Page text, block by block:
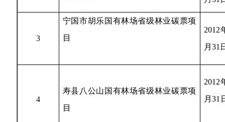
3
宁国市胡乐国有林场省级林业碳票项
目
2012
月 31
4
寿县八公山国有林场省级林业碳票项
目
2012
月31